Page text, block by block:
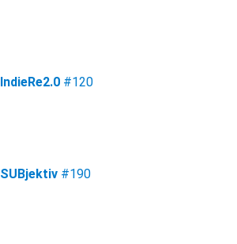
IndieRe2.0 #120
SUBjektiv #190